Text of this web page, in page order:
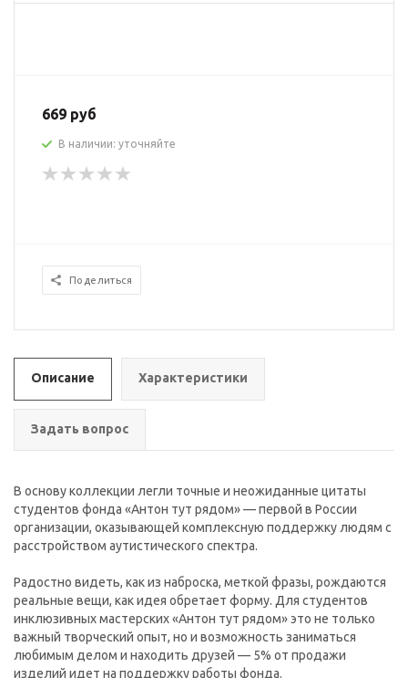
669 руб
В наличии: уточняйте
Поделиться
Описание Характеристики
Задать вопрос
В основу коллекции легли точные и неожиданные цитаты
студентов фонда «Антон тут рядом» — первой в России
организации, оказывающей комплексную поддержку людям с
расстройством аутистического спектра.
Радостно видеть, как из наброска, меткой фразы, рождаются
реальные вещи, как идея обретает форму. Для студентов
инклюзивных мастерских «Антон тут рядом» это не только
важный творческий опыт, но и возможность заниматься
любимым делом и находить друзей — 5% от продажи
изделий идет на поддержку работы фонда.